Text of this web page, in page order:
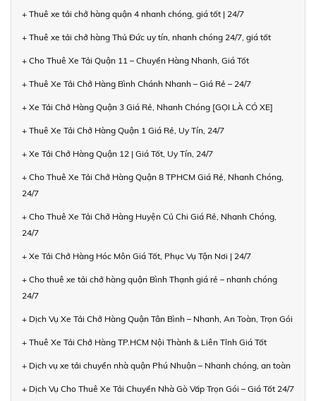
+ Thuê xe tải chở hàng quận 4 nhanh chóng, giá tốt | 24/7
+ Thuê xe tải chở hàng Thủ Đức uy tín, nhanh chóng 24/7, giá tốt
+ Cho Thuê Xe Tải Quận 11 – Chuyển Hàng Nhanh, Giá Tốt
+ Thuê Xe Tải Chở Hàng Bình Chánh Nhanh – Giá Rẻ – 24/7
+ Xe Tải Chở Hàng Quận 3 Giá Rẻ, Nhanh Chóng [GỌI LÀ CÓ XE]
+ Thuê Xe Tải Chở Hàng Quận 1 Giá Rẻ, Uy Tín, 24/7
+ Xe Tải Chở Hàng Quận 12 | Giá Tốt, Uy Tín, 24/7
+ Cho Thuê Xe Tải Chở Hàng Quận 8 TPHCM Giá Rẻ, Nhanh Chóng,
24/7
+ Cho Thuê Xe Tải Chở Hàng Huyện Củ Chi Giá Rẻ, Nhanh Chóng,
24/7
+ Xe Tải Chở Hàng Hóc Môn Giá Tốt, Phục Vụ Tận Nơi | 24/7
+ Cho thuê xe tải chở hàng quận Bình Thạnh giá rẻ – nhanh chóng
24/7
+ Dịch Vụ Xe Tải Chở Hàng Quận Tân Bình – Nhanh, An Toàn, Trọn Gói
+ Thuê Xe Tải Chở Hàng TP.HCM Nội Thành & Liên Tỉnh Giá Tốt
+ Dịch vụ xe tải chuyển nhà quận Phú Nhuận – Nhanh chóng, an toàn
+ Dịch Vụ Cho Thuê Xe Tải Chuyển Nhà Gò Vấp Trọn Gói – Giá Tốt 24/7